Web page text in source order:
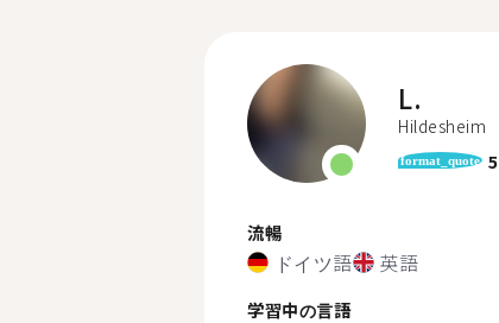
L.
Hildesheim
format_quote 5
流暢
ドイツ語 英語
学習中の言語